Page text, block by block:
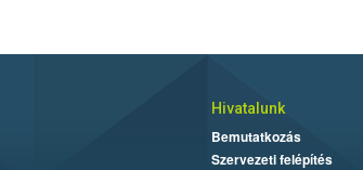
Hivatalunk
Bemutatkozás
Szervezeti felépítés